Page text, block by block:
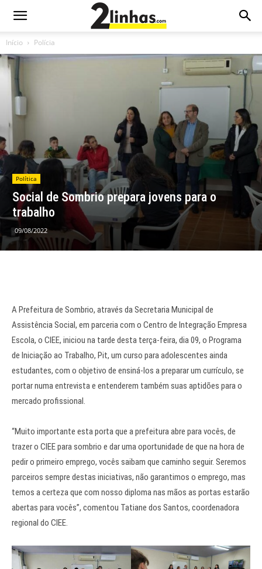
Início Polícia
Política
Social de Sombrio prepara jovens para o
trabalho
09/08/2022
A Prefeitura de Sombrio, através da Secretaria Municipal de
Assistência Social, em parceria com o Centro de Integração Empresa
Escola, o CIEE, iniciou na tarde desta terça-feira, dia 09, o Programa
de Iniciação ao Trabalho, Pit, um curso para adolescentes ainda
estudantes, com o objetivo de ensiná-los a preparar um currículo, se
portar numa entrevista e entenderem também suas aptidões para o
mercado profissional.
“Muito importante esta porta que a prefeitura abre para vocês, de
trazer o CIEE para sombrio e dar uma oportunidade de que na hora de
pedir o primeiro emprego, vocês saibam que caminho seguir. Seremos
parceiros sempre destas iniciativas, não garantimos o emprego, mas
temos a certeza que com nosso diploma nas mãos as portas estarão
abertas para vocês”, comentou Tatiane dos Santos, coordenadora
regional do CIEE.